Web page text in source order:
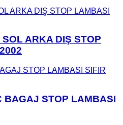
ARKA DIŞ STOP
BAGAJ STOP LAMBASI